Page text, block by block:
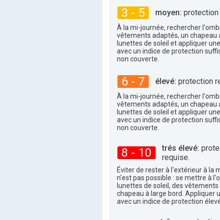
3 - 5 moyen:
À la mi-journée, rechercher
vêtements adaptés, un chapeau
lunettes de soleil et appliquer
avec un indice de protection
non couverte.
6 - 7 élevé: protection
À la mi-journée, rechercher
vêtements adaptés, un chapeau
lunettes de soleil et appliquer
avec un indice de protection
non couverte.
8 - 10 trés élevé:
requise.
Éviter de rester à l'extérieur à la
n'est pas possible : se mettre à
lunettes de soleil, des
chapeau à large bord. Appliquer
avec un indice de protection